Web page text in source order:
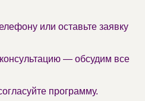
или оставьте заявку
— обсудим все
программу.